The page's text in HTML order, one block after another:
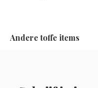
Andere toffe items